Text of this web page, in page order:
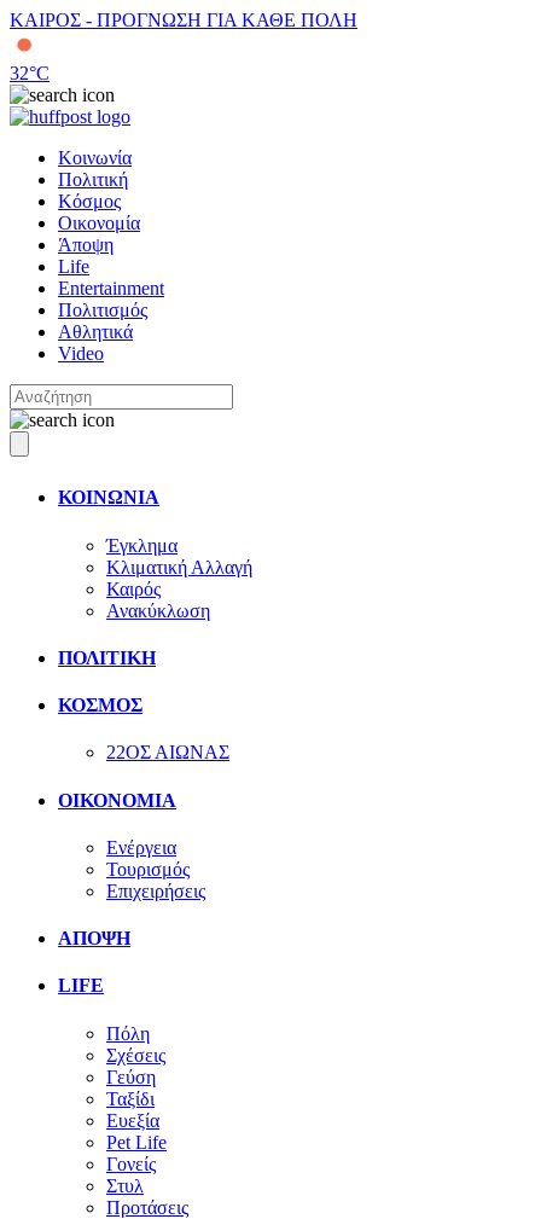
ΚΑΙΡΟΣ - ΠΡΟΓΝΩΣΗ ΓΙΑ ΚΑΘΕ ΠΟΛΗ
32°C
Κοινωνία
Πολιτική
Κόσμος
Οικονομία
Άποψη
Life
Entertainment
Πολιτισμός
Αθλητικά
Video
ΚΟΙΝΩΝΙΑ
Έγκλημα
Κλιματική Αλλαγή
Καιρός
Ανακύκλωση
ΠΟΛΙΤΙΚΗ
ΚΟΣΜΟΣ
22ΟΣ ΑΙΩΝΑΣ
ΟΙΚΟΝΟΜΙΑ
Ενέργεια
Τουρισμός
Επιχειρήσεις
ΑΠΟΨΗ
LIFE
Πόλη
Σχέσεις
Γεύση
Ταξίδι
Ευεξία
Pet Life
Γονείς
Στυλ
Προτάσεις